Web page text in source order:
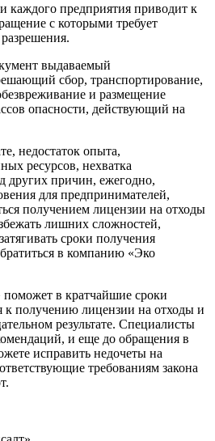
каждого предприятия приводит к
с которыми требует
выдаваемый
сбор, транспортирование,
и размещение
опасности, действующий на
недостаток опыта,
ресурсов, нехватка
других причин, ежегодно,
для предпринимателей,
получением лицензии на отходы
лишних сложностей,
сроки получения
в компанию «Эко
в кратчайшие сроки
к получению лицензии на отходы и
результате. Специалисты
и еще до обращения в
исправить недочеты на
требованиям закона